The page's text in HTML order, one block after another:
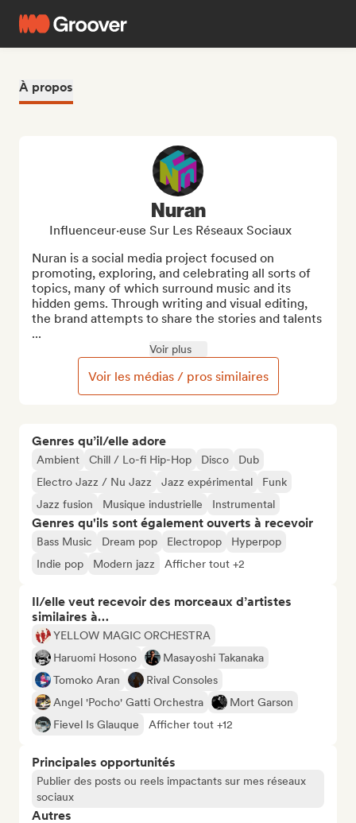
À propos
Genres qu’il/elle adore
Ambient Chill / Lo-fi Hip-Hop Disco
Dub
Electro Jazz / Nu Jazz
Jazz expérimental
Funk
Jazz fusion
Musique industrielle Instrumental
Genres qu'ils sont également ouverts à recevoir
Bass Music Dream pop Electropop
Hyperpop
Indie pop
Modern jazz Afficher tout +2
Il/elle veut recevoir des morceaux d’artistes
similaires à…
YELLOW MAGIC ORCHESTRA
Haruomi Hosono
Masayoshi Takanaka
Tomoko Aran
Rival Consoles
Angel 'Pocho' Gatti Orchestra
Mort Garson
Fievel Is Glauque
Afficher tout +12
Principales opportunités
Publier des posts ou reels impactants sur mes réseaux
sociaux
Autres
Nuran
Influenceur·euse Sur Les Réseaux Sociaux
Nuran is a social media project focused on
promoting, exploring, and celebrating all sorts of
topics, many of which surround music and its
hidden gems. Through writing and visual editing,
the brand attempts to share the stories and talents
...
Voir plus
Voir les médias / pros similaires